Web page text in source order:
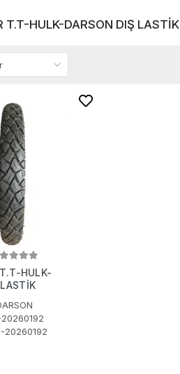
T.T-HULK-DARSON DIŞ LASTİK
HULK-
20260192